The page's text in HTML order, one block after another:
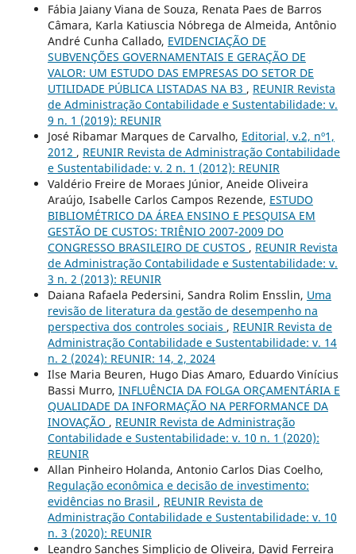
Fábia Jaiany Viana de Souza, Renata Paes de Barros
Câmara, Karla Katiuscia Nóbrega de Almeida, Antônio
André Cunha Callado, EVIDENCIAÇÃO DE
SUBVENÇÕES GOVERNAMENTAIS E GERAÇÃO DE
VALOR: UM ESTUDO DAS EMPRESAS DO SETOR DE
UTILIDADE PÚBLICA LISTADAS NA B3 , REUNIR Revista
de Administração Contabilidade e Sustentabilidade: v.
9 n. 1 (2019): REUNIR
José Ribamar Marques de Carvalho, Editorial, v.2, nº1,
2012 , REUNIR Revista de Administração Contabilidade
e Sustentabilidade: v. 2 n. 1 (2012): REUNIR
Valdério Freire de Moraes Júnior, Aneide Oliveira
Araújo, Isabelle Carlos Campos Rezende, ESTUDO
BIBLIOMÉTRICO DA ÁREA ENSINO E PESQUISA EM
GESTÃO DE CUSTOS: TRIÊNIO 2007-2009 DO
CONGRESSO BRASILEIRO DE CUSTOS , REUNIR Revista
de Administração Contabilidade e Sustentabilidade: v.
3 n. 2 (2013): REUNIR
Daiana Rafaela Pedersini, Sandra Rolim Ensslin, Uma
revisão de literatura da gestão de desempenho na
perspectiva dos controles sociais , REUNIR Revista de
Administração Contabilidade e Sustentabilidade: v. 14
n. 2 (2024): REUNIR: 14, 2, 2024
Ilse Maria Beuren, Hugo Dias Amaro, Eduardo Vinícius
Bassi Murro, INFLUÊNCIA DA FOLGA ORÇAMENTÁRIA E
QUALIDADE DA INFORMAÇÃO NA PERFORMANCE DA
INOVAÇÃO , REUNIR Revista de Administração
Contabilidade e Sustentabilidade: v. 10 n. 1 (2020):
REUNIR
Allan Pinheiro Holanda, Antonio Carlos Dias Coelho,
Regulação econômica e decisão de investimento:
evidências no Brasil , REUNIR Revista de
Administração Contabilidade e Sustentabilidade: v. 10
n. 3 (2020): REUNIR
Leandro Sanches Simplicio de Oliveira, David Ferreira